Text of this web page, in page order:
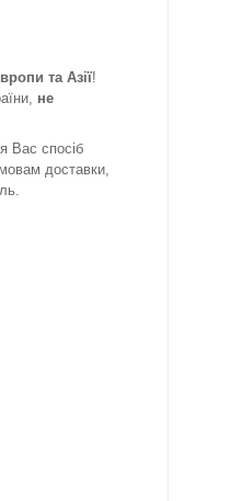
та Азії!
не
Вас спосіб
доставки,